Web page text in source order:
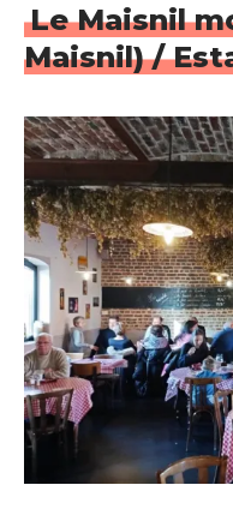
Le Maisnil
Maisnil) /